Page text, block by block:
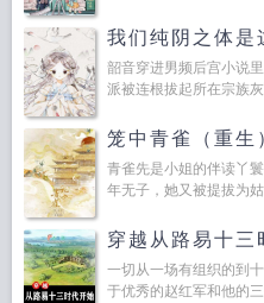
我们纯阴之体是
韶音穿进男频后宫小说
派被连根拔起所在宗族
笼中青雀（重生
青雀先是小姐的伴读丫
年无子，她又被提拔为
穿越从路易十三
一切从一场有组织的
于优秀的赵红军和他的